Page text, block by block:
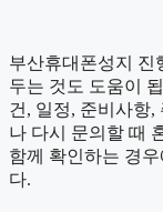
부산휴대폰성지 진
두는 것도 도움이
건, 일정, 준비사항,
나 다시 문의할 때
함께 확인하는 경
다.